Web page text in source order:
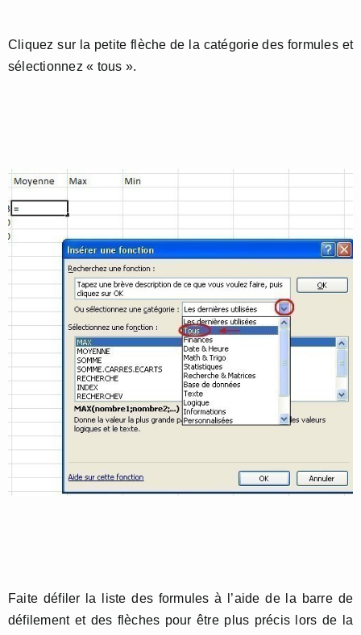
Cliquez sur la petite flèche de la catégorie des formules et
sélectionnez « tous ».
Faite défiler la liste des formules à l’aide de la barre de
défilement et des flèches pour être plus précis lors de la